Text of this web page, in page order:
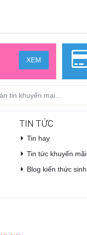
XEM
TIN TỨC
Tin hay
Tin tức khuyến mãi
Blog kiến thức